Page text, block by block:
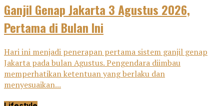
Ganjil Genap Jakarta 3 Agustus 2026,
Pertama di Bulan Ini
Hari ini menjadi penerapan pertama sistem ganjil genap
Jakarta pada bulan Agustus. Pengendara diimbau
memperhatikan ketentuan yang berlaku dan
menyesuaikan...